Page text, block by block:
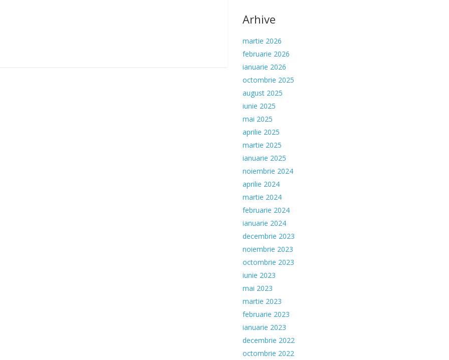
Arhive
martie 2026
februarie 2026
ianuarie 2026
octombrie 2025
august 2025
iunie 2025
mai 2025
aprilie 2025
martie 2025
ianuarie 2025
noiembrie 2024
aprilie 2024
martie 2024
februarie 2024
ianuarie 2024
decembrie 2023
noiembrie 2023
octombrie 2023
iunie 2023
mai 2023
martie 2023
februarie 2023
ianuarie 2023
decembrie 2022
octombrie 2022